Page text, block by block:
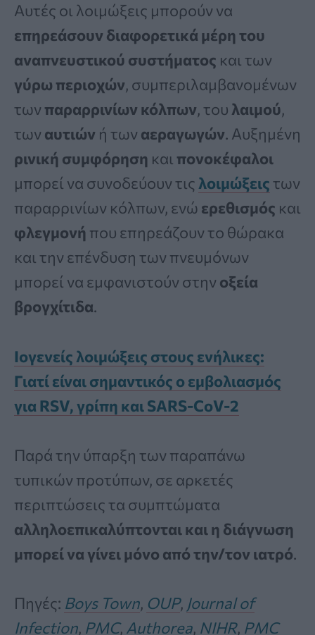
Αυτές οι λοιμώξεις μπορούν να
επηρεάσουν διαφορετικά μέρη του
αναπνευστικού συστήματος και των
γύρω περιοχών, συμπεριλαμβανομένων
των παραρρινίων κόλπων, του λαιμού,
των αυτιών ή των αεραγωγών. Αυξημένη
ρινική συμφόρηση και πονοκέφαλοι
μπορεί να συνοδεύουν τις λοιμώξεις των
παραρρινίων κόλπων, ενώ ερεθισμός και
φλεγμονή που επηρεάζουν το θώρακα
και την επένδυση των πνευμόνων
μπορεί να εμφανιστούν στην οξεία
βρογχίτιδα.
Ιογενείς λοιμώξεις στους ενήλικες:
Γιατί είναι σημαντικός ο εμβολιασμός
για RSV, γρίπη και SARS-CoV-2
Παρά την ύπαρξη των παραπάνω
τυπικών προτύπων, σε αρκετές
περιπτώσεις τα συμπτώματα
αλληλοεπικαλύπτονται και η διάγνωση
μπορεί να γίνει μόνο από την/τον ιατρό.
Πηγές: Boys Town, OUP, Journal of
Infection, PMC, Authorea, NIHR, PMC